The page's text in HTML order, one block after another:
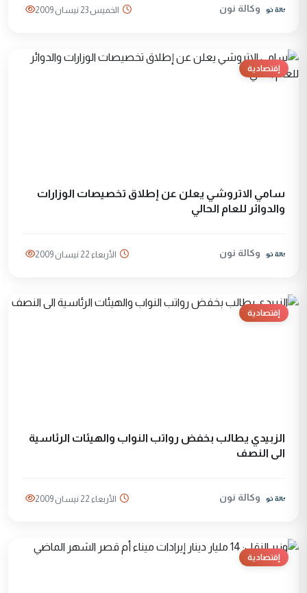
وكالة نون الخميس 23 نيسان 2009
إقتصادية
سامي الاتروشي يعلن عن إطلاق تخصيصات الوزارات
والدوائر للعام الحالي
وكالة نون الأربعاء 22 نيسان 2009
إقتصادية
الزبيدي يطالب بخفض رواتب النواب والهيئات الرئاسية
الى النصف
وكالة نون الأربعاء 22 نيسان 2009
إقتصادية